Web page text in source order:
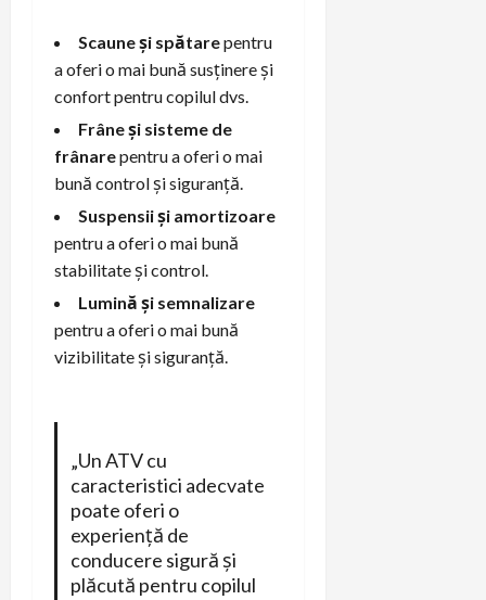
Scaune și spătarepentru
a oferi o mai bună susținere și
confort pentru copilul dvs.
Frâne și sisteme de
frânarepentru a oferi o mai
bună control și siguranță.
Suspensii și amortizoare
pentru a oferi o mai bună
stabilitate și control.
Lumină și semnalizare
pentru a oferi o mai bună
vizibilitate și siguranță.
„Un ATV cu
caracteristici adecvate
poate oferi o
experiență de
conducere sigură și
plăcută pentru copilul